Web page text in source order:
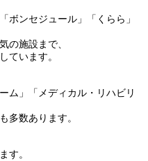
ボンセジュール」「くらら」
の施設まで、
ています。
ム」「メディカル・リハビリ
多数あります。
す。